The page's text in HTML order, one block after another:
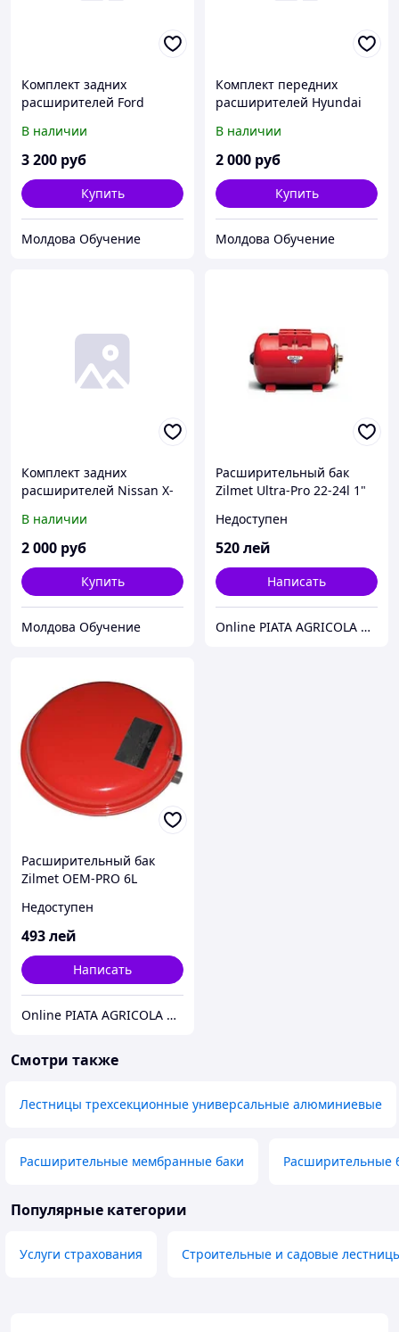
Комплект задних
расширителей Ford
В наличии
3 200 руб
Купить
Молдова Обучение
Комплект передних
расширителей Hyundai
В наличии
2 000 руб
Купить
Молдова Обучение
Комплект задних
расширителей Nissan X-
В наличии
2 000 руб
Купить
Молдова Обучение
Расширительный бак
Zilmet Ultra-Pro 22-24l 1"
Недоступен
520лей
Написать
Online PIATA AGRICOLA CHETROSU Procurari Online
Расширительный бак
Zilmet OEM-PRO 6L
Недоступен
493лей
Написать
Online PIATA AGRICOLA CHETROSU Procurari Online
Смотри также
Лестницы трехсекционные универсальные алюминиевые
Расширительные мембранные баки Расширительные
Популярные категории
Услуги страхования Строительные и садовые